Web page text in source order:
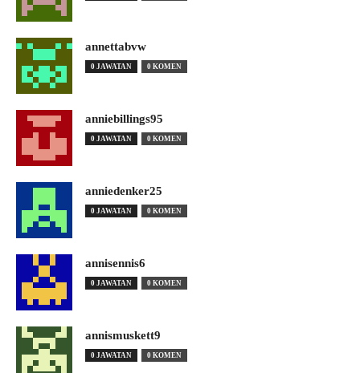
annettabvw
0 JAWATAN 0 KOMEN
anniebillings95
0 JAWATAN 0 KOMEN
anniedenker25
0 JAWATAN 0 KOMEN
annisennis6
0 JAWATAN 0 KOMEN
annismuskett9
0 JAWATAN 0 KOMEN